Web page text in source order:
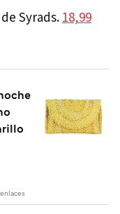
Syrads. 18,99